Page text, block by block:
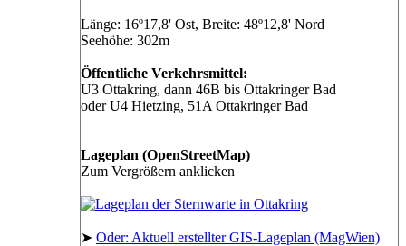
Länge: 16º17,8' Ost, Breite: 48º12,8' Nord
Seehöhe: 302m
Öffentliche Verkehrsmittel:
U3 Ottakring, dann 46B bis Ottakringer Bad
oder U4 Hietzing, 51A Ottakringer Bad
Lageplan (OpenStreetMap)
Zum Vergrößern anklicken
➤ Oder: Aktuell erstellter GIS-Lageplan (MagWien)